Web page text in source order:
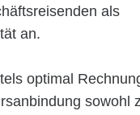
als
an.
optimal
sowohl